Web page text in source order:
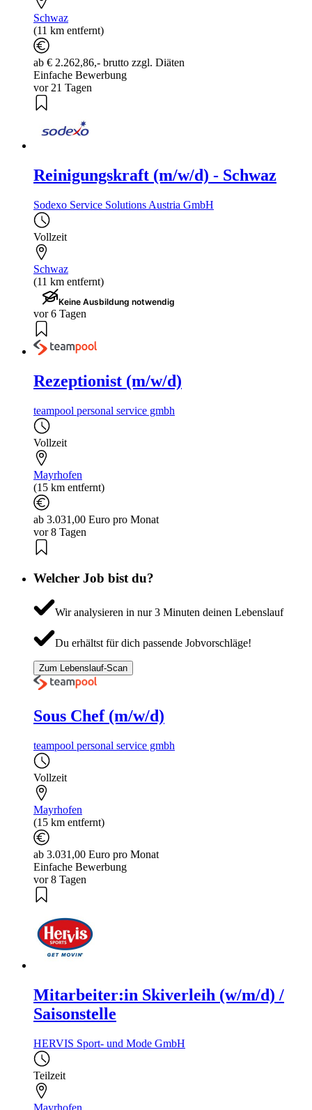
Schwaz
(11 km entfernt)
ab € 2.262,86,- brutto zzgl. Diäten
Einfache Bewerbung
vor 21 Tagen
Reinigungskraft (m/w/d) - Schwaz
Sodexo Service Solutions Austria GmbH
Vollzeit
Schwaz
(11 km entfernt)
Keine Ausbildung notwendig
vor 6 Tagen
Rezeptionist (m/w/d)
teampool personal service gmbh
Vollzeit
Mayrhofen
(15 km entfernt)
ab 3.031,00 Euro pro Monat
vor 8 Tagen
Welcher Job bist du?
Wir analysieren in nur 3 Minuten deinen Lebenslauf
Du erhältst für dich passende Jobvorschläge!
Zum Lebenslauf-Scan
Sous Chef (m/w/d)
teampool personal service gmbh
Vollzeit
Mayrhofen
(15 km entfernt)
ab 3.031,00 Euro pro Monat
Einfache Bewerbung
vor 8 Tagen
Mitarbeiter:in Skiverleih (w/m/d) /
Saisonstelle
HERVIS Sport- und Mode GmbH
Teilzeit
Mayrhofen